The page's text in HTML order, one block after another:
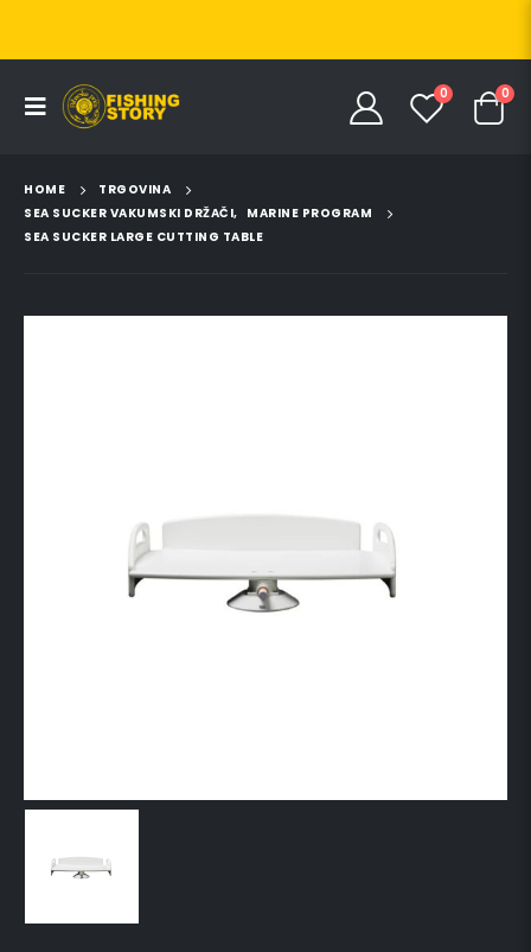
0 0
HOME
TRGOVINA
SEA SUCKER VAKUMSKI DRŽAČI, MARINE PROGRAM
SEA SUCKER LARGE CUTTING TABLE